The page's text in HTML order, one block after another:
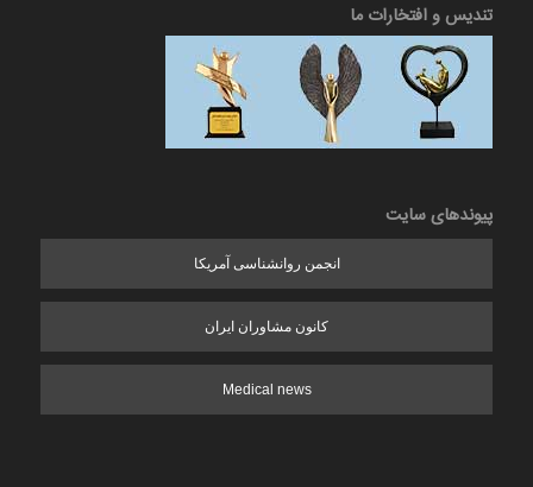
تندیس و افتخارات ما
پیوندهای سایت
انجمن روانشناسی آمریکا
کانون مشاوران ایران
Medical news